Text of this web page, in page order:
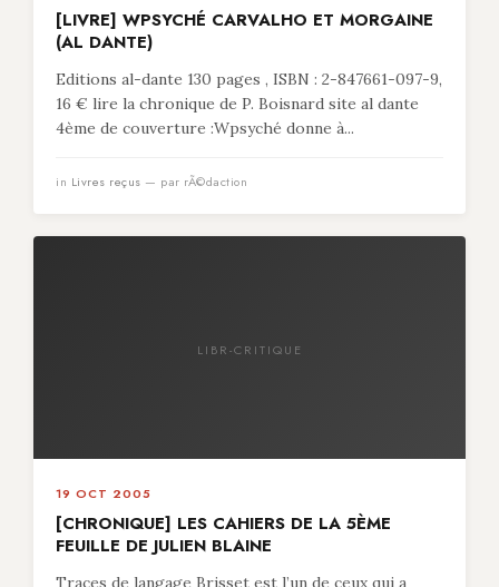
[LIVRE] WPSYCHÉ CARVALHO ET MORGAINE
(AL DANTE)
Editions al-dante 130 pages , ISBN : 2-847661-097-9,
16 € lire la chronique de P. Boisnard site al dante
4ème de couverture :Wpsyché donne à...
in Livres reçus — par rÃ©daction
LIBR-CRITIQUE
19 OCT 2005
[CHRONIQUE] LES CAHIERS DE LA 5ÈME
FEUILLE DE JULIEN BLAINE
Traces de langage Brisset est l’un de ceux qui a